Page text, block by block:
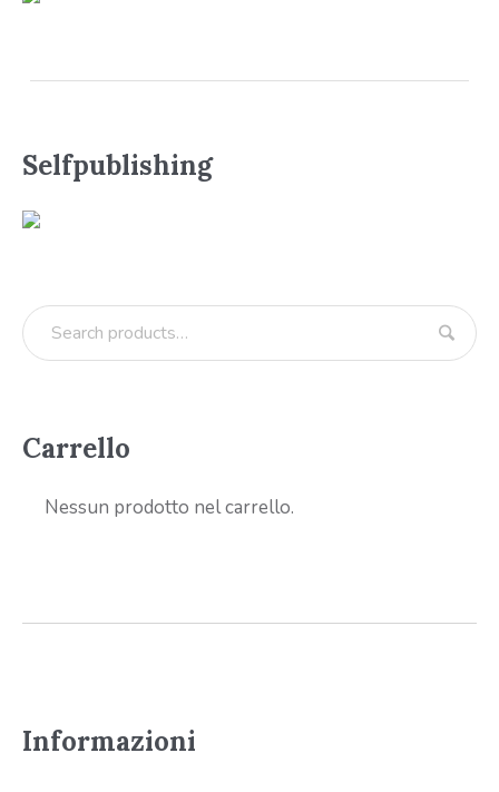
Selfpublishing
Carrello
Nessun prodotto nel carrello.
Informazioni